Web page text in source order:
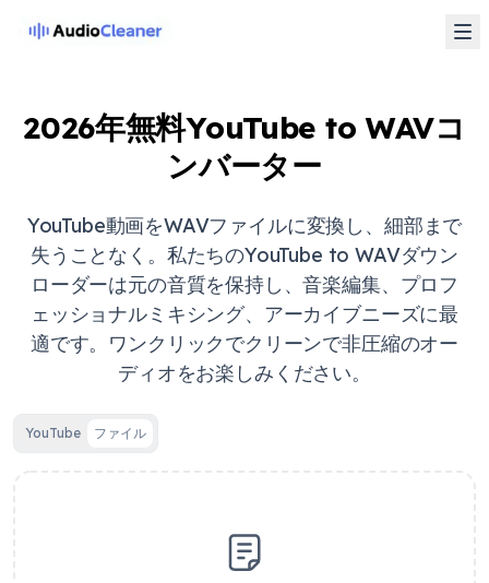
2026年無料YouTube to WAVコ
ンバーター
YouTube動画をWAVファイルに変換し、細部まで
失うことなく。私たちのYouTube to WAVダウン
ローダーは元の音質を保持し、音楽編集、プロフ
ェッショナルミキシング、アーカイブニーズに最
適です。ワンクリックでクリーンで非圧縮のオー
ディオをお楽しみください。
YouTube ファイル